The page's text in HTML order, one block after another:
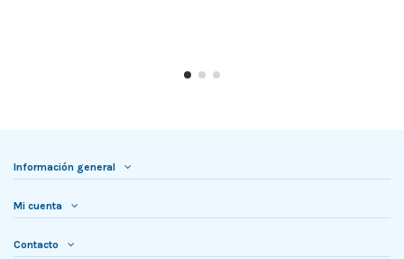
Información general
Mi cuenta
Contacto